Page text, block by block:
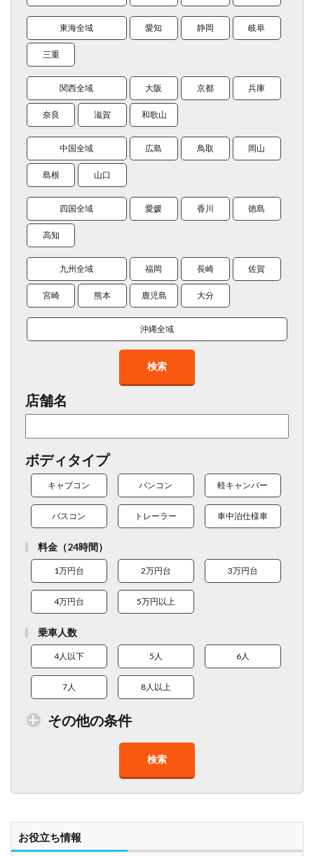
東海全域 愛知 静岡 岐阜
三重
関西全域 大阪 京都 兵庫
奈良 滋賀 和歌山
中国全域 広島 鳥取 岡山
島根 山口
四国全域 愛媛 香川 徳島
高知
九州全域 福岡 長崎 佐賀
宮崎 熊本 鹿児島 大分
沖縄全域
検索
店舗名
ボディタイプ
キャブコン バンコン 軽キャンパー
バスコン トレーラー 車中泊仕様車
料金（24時間）
1万円台 2万円台 3万円台
4万円台 5万円以上
乗車人数
4人以下 5人 6人
7人 8人以上
その他の条件
車椅子対応
検索
お役立ち情報